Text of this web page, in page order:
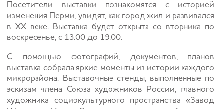
Посетители выставки познакомятся с историей
изменения Перми, увидят, как город жил и развивался
в ХХ веке. Выставка будет открыта со вторника по
воскресенье, с 13.00 до 19.00.
С помощью фотографий, документов, планов
выставка собрала яркие моменты из истории каждого
микрорайона. Выставочные стенды, выполненные по
эскизам члена Союза художников России, главного
художника социокультурного пространства «Завод